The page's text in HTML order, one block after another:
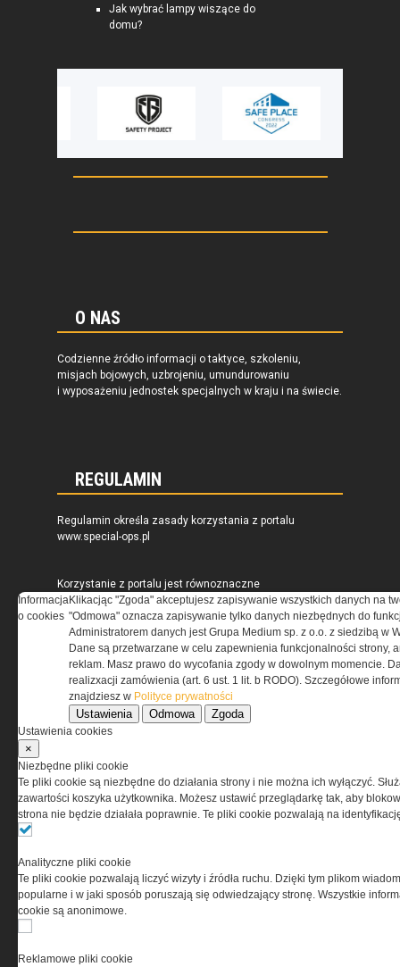
Jak wybrać lampy wiszące do
domu?
O NAS
Codzienne źródło informacji o taktyce, szkoleniu,
misjach bojowych, uzbrojeniu, umundurowaniu
i wyposażeniu jednostek specjalnych w kraju i na świecie.
REGULAMIN
Regulamin określa zasady korzystania z portalu
www.special-ops.pl
Korzystanie z portalu jest równoznaczne
z zaakceptowaniem warunków ustanowionych
przez Grupa MEDIUM Spółka z ograniczoną
odpowiedzialnością Spółka komandytowa, nr KRS:
0000537655, NIP 1132860378, REGON 146393437
(zwana dalej Grupa MEDIUM) w postaci Regulaminu.
Przeczytaj regulamin
PRYWATNOŚĆ
informacji na Twoim komputerze. Pliki cookies stosujemy
w celu świadczenia usług na najwyższym poziomie,
w tym w sposób dostosowany do indywidualnych potrzeb.
Korzystanie z witryny bez zmiany ustawień dotyczących
dokonać zmiany ustawień przeglądarki dotyczących
Informacja
o cookies
Klikacjąc "Zgoda" akceptujesz zapisywanie wszystkich danych na
"Odmowa" oznacza zapisywanie tylko danych niezbędnych do
Administratorem danych jest Grupa Medium sp. z o.o. z siedzibą w
Dane są przetwarzane w celu zapewnienia funkcjonalności strony,
reklam. Masz prawo do wycofania zgody w dowolnym momencie.
realizxacji zamówienia (art. 6 ust. 1 lit. b RODO). Szczegółowe
znajdziesz w Polityce prywatności
Ustawienia Odmowa Zgoda
Ustawienia cookies
×
Niezbędne pliki cookie
Te pliki cookie są niezbędne do działania strony i nie można ich wyłączyć.
zawartości koszyka użytkownika. Możesz ustawić przeglądarkę tak, aby
strona nie będzie działała poprawnie. Te pliki cookie pozwalają na
Analityczne pliki cookie
Te pliki cookie pozwalają liczyć wizyty i źródła ruchu. Dzięki tym plikom
popularne i w jaki sposób poruszają się odwiedzający stronę. Wszystkie
cookie są anonimowe.
Reklamowe pliki cookie